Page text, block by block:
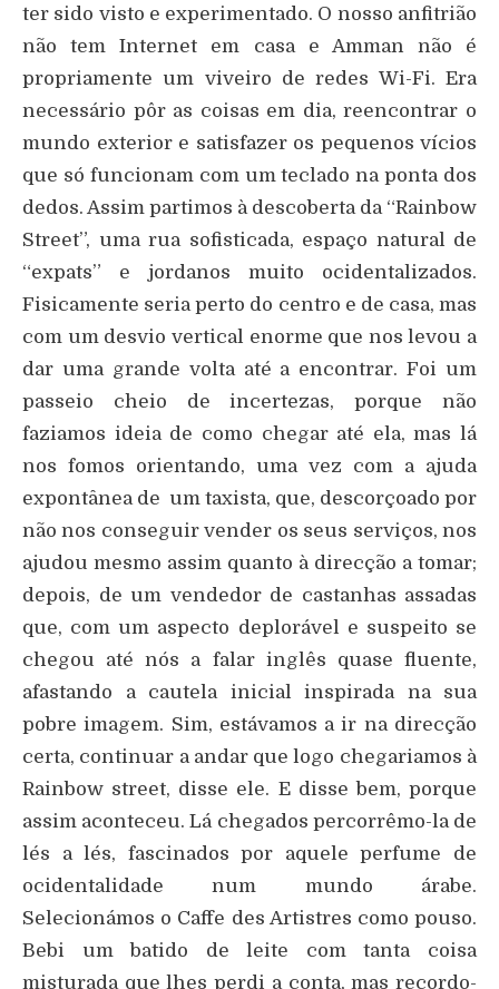
ter sido visto e experimentado. O nosso anfitrião
não tem Internet em casa e Amman não é
propriamente um viveiro de redes Wi-Fi. Era
necessário pôr as coisas em dia, reencontrar o
mundo exterior e satisfazer os pequenos vícios
que só funcionam com um teclado na ponta dos
dedos. Assim partimos à descoberta da “Rainbow
Street”, uma rua sofisticada, espaço natural de
“expats” e jordanos muito ocidentalizados.
Fisicamente seria perto do centro e de casa, mas
com um desvio vertical enorme que nos levou a
dar uma grande volta até a encontrar. Foi um
passeio cheio de incertezas, porque não
faziamos ideia de como chegar até ela, mas lá
nos fomos orientando, uma vez com a ajuda
expontânea de um taxista, que, descorçoado por
não nos conseguir vender os seus serviços, nos
ajudou mesmo assim quanto à direcção a tomar;
depois, de um vendedor de castanhas assadas
que, com um aspecto deplorável e suspeito se
chegou até nós a falar inglês quase fluente,
afastando a cautela inicial inspirada na sua
pobre imagem. Sim, estávamos a ir na direcção
certa, continuar a andar que logo chegariamos à
Rainbow street, disse ele. E disse bem, porque
assim aconteceu. Lá chegados percorrêmo-la de
lés a lés, fascinados por aquele perfume de
ocidentalidade num mundo árabe.
Selecionámos o Caffe des Artistres como pouso.
Bebi um batido de leite com tanta coisa
misturada que lhes perdi a conta, mas recordo-